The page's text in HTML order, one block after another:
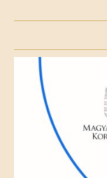
field
empty.